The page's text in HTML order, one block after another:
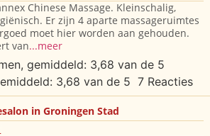
Chinese Massage. Kleinschalig,
Er zijn 4 aparte massageruimtes
moet hier worden aan gehouden.
van...meer
7 Reacties
in Groningen Stad